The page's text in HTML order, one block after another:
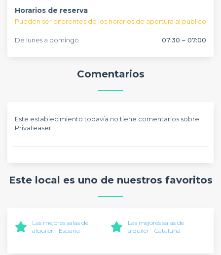
Horarios de reserva
Pueden ser diferentes de los horarios de apertura al público
De lunes a domingo 07:30 – 07:00
Comentarios
Este establecimiento todavía no tiene comentarios sobre
Privateaser.
Este local es uno de nuestros favoritos
Las mejores salas de
alquiler - España
Las mejores salas de
alquiler - Cataluña